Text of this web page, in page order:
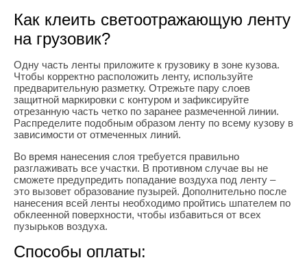
Как клеить светоотражающую ленту
на грузовик?
Одну часть ленты приложите к грузовику в зоне кузова.
Чтобы корректно расположить ленту, используйте
предварительную разметку. Отрежьте пару слоев
защитной маркировки с контуром и зафиксируйте
отрезанную часть четко по заранее размеченной линии.
Распределите подобным образом ленту по всему кузову в
зависимости от отмеченных линий.
Во время нанесения слоя требуется правильно
разглаживать все участки. В противном случае вы не
сможете предупредить попадание воздуха под ленту –
это вызовет образование пузырей. Дополнительно после
нанесения всей ленты необходимо пройтись шпателем по
обклеенной поверхности, чтобы избавиться от всех
пузырьков воздуха.
Способы оплаты: